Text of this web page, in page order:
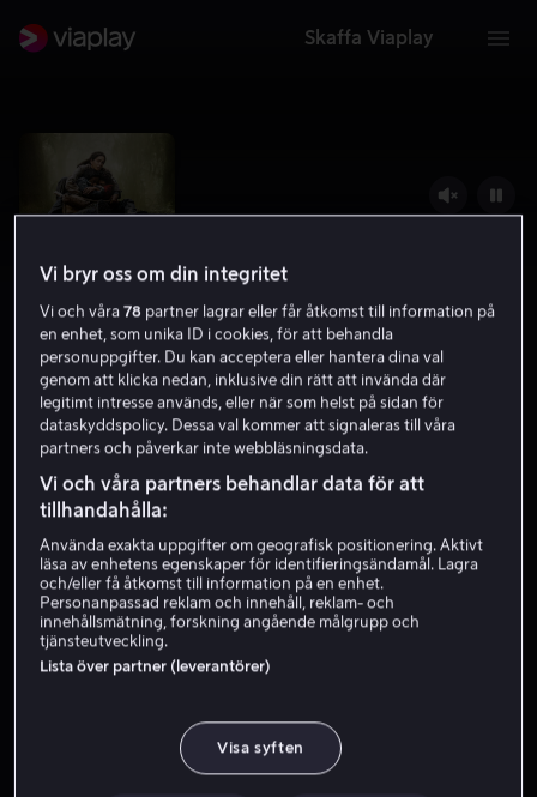
Skaffa Viaplay
Never Let Go
5.4 Thriller Skräck 2024 1 h 37 min
UHD
Skaffa Viaplay
Se trailer
När ondskan sprider sig blir en mammas hem och
När ondskan sprider sig blir en mammas hem och
hennes söner deras enda tillflykt. Med rep bundna runt
sig lovar de att aldrig släppa taget, men när en av
Vi bryr oss om din integritet
Vi och våra78 partner lagrar eller får åtkomst till information på
en enhet, som unika ID i cookies, för att behandla
personuppgifter. Du kan acceptera eller hantera dina val
genom att klicka nedan, inklusive din rätt att invända där
legitimt intresse används, eller när som helst på sidan för
dataskyddspolicy. Dessa val kommer att signaleras till våra
partners och påverkar inte webbläsningsdata.
Vi och våra partners behandlar data för att
tillhandahålla:
Använda exakta uppgifter om geografisk positionering. Aktivt
läsa av enhetens egenskaper för identifieringsändamål. Lagra
och/eller få åtkomst till information på en enhet.
Personanpassad reklam och innehåll, reklam- och
innehållsmätning, forskning angående målgrupp och
tjänsteutveckling.
Lista över partner (leverantörer)
Visa syften